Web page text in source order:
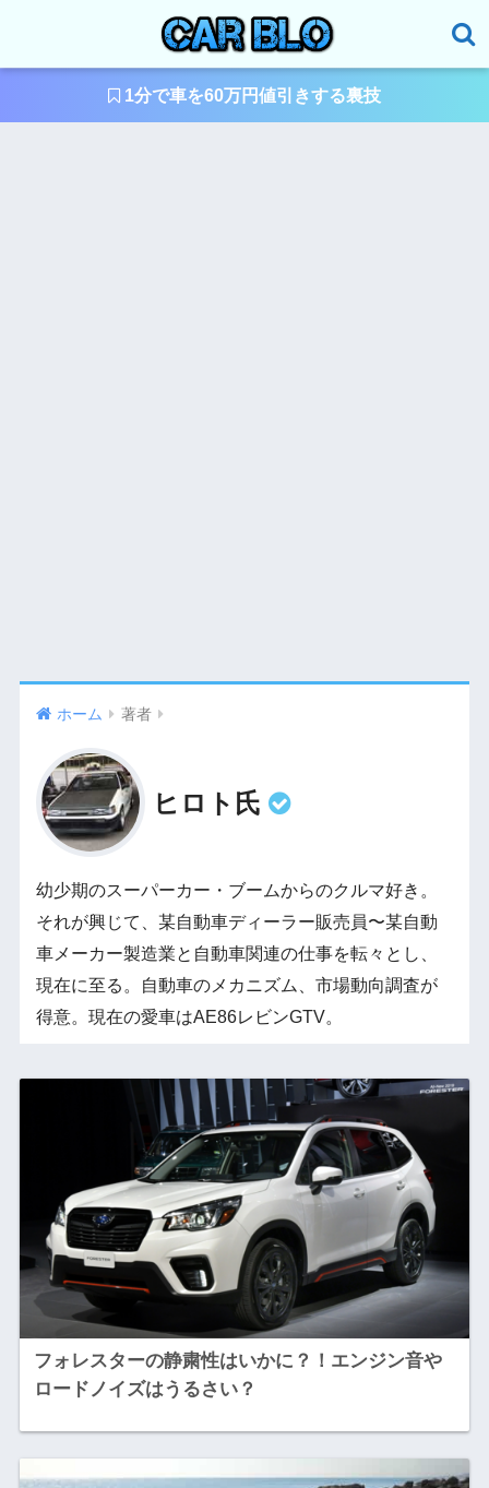
1分で車を60万円値引きする裏技
ホーム 著者
ヒロト氏
幼少期のスーパーカー・ブームからのクルマ好き。
それが興じて、某自動車ディーラー販売員〜某自動
車メーカー製造業と自動車関連の仕事を転々とし、
現在に至る。自動車のメカニズム、市場動向調査が
得意。現在の愛車はAE86レビンGTV。
フォレスターの静粛性はいかに？！エンジン音や
ロードノイズはうるさい？